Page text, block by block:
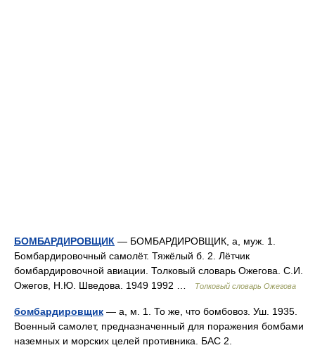
БОМБАРДИРОВЩИК — БОМБАРДИРОВЩИК, а, муж. 1.
Бомбардировочный самолёт. Тяжёлый б. 2. Лётчик
бомбардировочной авиации. Толковый словарь Ожегова. С.И.
Ожегов, Н.Ю. Шведова. 1949 1992 …
Толковый словарь Ожегова
бомбардировщик — а, м. 1. То же, что бомбовоз. Уш. 1935.
Военный самолет, предназначенный для поражения бомбами
наземных и морских целей противника. БАС 2.